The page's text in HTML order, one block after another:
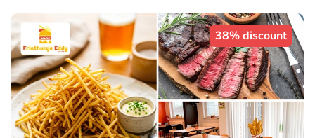
38% discount